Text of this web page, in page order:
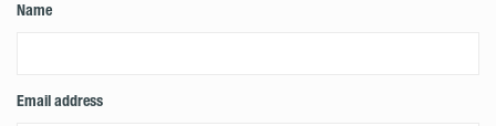
Name
Email address